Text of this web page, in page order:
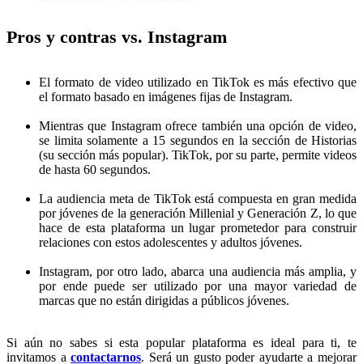
Pros y contras vs. Instagram
El formato de video utilizado en TikTok es más efectivo que
el formato basado en imágenes fijas de Instagram.
Mientras que Instagram ofrece también una opción de video,
se limita solamente a 15 segundos en la sección de Historias
(su sección más popular). TikTok, por su parte, permite videos
de hasta 60 segundos.
La audiencia meta de TikTok está compuesta en gran medida
por jóvenes de la generación Millenial y Generación Z, lo que
hace de esta plataforma un lugar prometedor para construir
relaciones con estos adolescentes y adultos jóvenes.
Instagram, por otro lado, abarca una audiencia más amplia, y
por ende puede ser utilizado por una mayor variedad de
marcas que no están dirigidas a públicos jóvenes.
Si aún no sabes si esta popular plataforma es ideal para ti, te
invitamos acontactarnos. Será un gusto poder ayudarte a mejorar